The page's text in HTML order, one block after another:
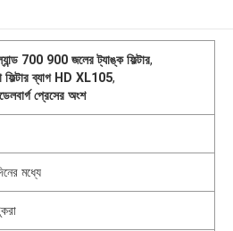
700 900 জলের ট্যাঙ্ক ফিল্টার,
ফিল্টার ব্যাগ HD XL105,
প্রেসের অংশ
মধ্যে